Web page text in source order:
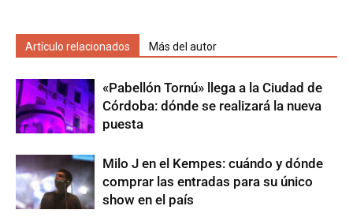
Artículo relacionados Más del autor
«Pabellón Tornú» llega a la Ciudad de
Córdoba: dónde se realizará la nueva
puesta
Milo J en el Kempes: cuándo y dónde
comprar las entradas para su único
show en el país